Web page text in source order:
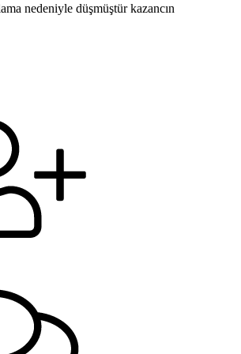
nedeniyle düşmüştür kazancın